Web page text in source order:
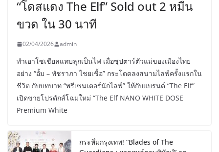
“โดสแดง The Elf” Sold out 2 หมื่น
ขวด ใน 30 นาที
02/04/2026 admin
ทำเอาโซเชียลแทบลุกเป็นไฟ เมื่อซุปตาร์ตัวแม่ของเมืองไทย
อย่าง “อั้ม – พัชราภา ไชยเชื้อ” กระโดดลงสนามไลฟ์ครั้งแรกใน
ชีวิต กับบทบาท “พรีเซนเตอร์นักไลฟ์” ให้กับแบรนด์ “The Elf”
เปิดขายโปรดักส์โฉมใหม่ “The Elf NANO WHITE DOSE
Premium White
กระหึ่มกรุงเทพ! “Blades of The